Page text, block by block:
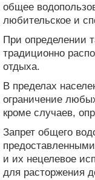
общее
любительское и
При определении
традиционно
отдыха.
В пределах
ограничение
кроме случаев,
Запрет общего
и их нецелевое
для расторжения